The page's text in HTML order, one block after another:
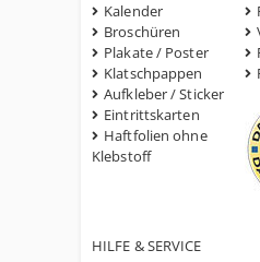
Kalender
Broschüren
Plakate / Poster
Klatschpappen
Aufkleber / Sticker
Eintrittskarten
Haftfolien ohne
Klebstoff
HILFE & SERVICE